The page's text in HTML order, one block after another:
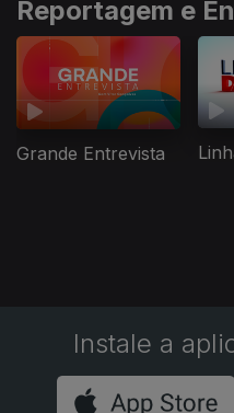
Reportagem e
Grande Entrevista
Instale a